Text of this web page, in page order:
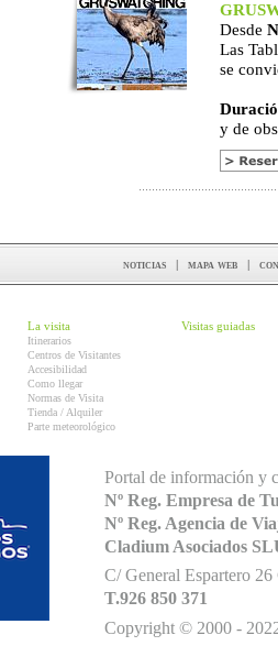
Desde
Las
se
y de
noticias | mapa web |
La visita
Itinerarios
Centros de Visitantes
Accesibilidad
Como llegar
Normas de Visita
Tienda / Alquiler
Parte meteorológico
Visitas guiadas
Portal de información y
Nº Reg. Empresa de
Nº Reg. Agencia de
Cladium Asociados
C/ General Espartero
T.926 850 371
Copyright © 2000 -